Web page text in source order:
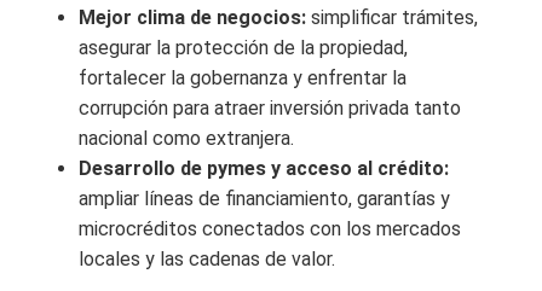
Mejor clima de negocios: simplificar trámites,
asegurar la protección de la propiedad,
fortalecer la gobernanza y enfrentar la
corrupción para atraer inversión privada tanto
nacional como extranjera.
Desarrollo de pymes y acceso al crédito:
ampliar líneas de financiamiento, garantías y
microcréditos conectados con los mercados
locales y las cadenas de valor.